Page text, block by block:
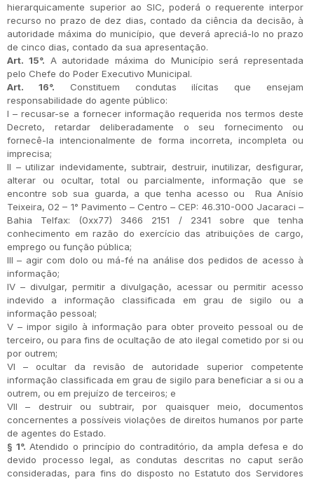
hierarquicamente superior ao SIC, poderá o requerente interpor
recurso no prazo de dez dias, contado da ciência da decisão, à
autoridade máxima do município, que deverá apreciá-lo no prazo
de cinco dias, contado da sua apresentação.
Art. 15°. A autoridade máxima do Município será representada
pelo Chefe do Poder Executivo Municipal.
Art. 16°. Constituem condutas ilícitas que ensejam
responsabilidade do agente público:
I – recusar-se a fornecer informação requerida nos termos deste
Decreto, retardar deliberadamente o seu fornecimento ou
fornecê-la intencionalmente de forma incorreta, incompleta ou
imprecisa;
II – utilizar indevidamente, subtrair, destruir, inutilizar, desfigurar,
alterar ou ocultar, total ou parcialmente, informação que se
encontre sob sua guarda, a que tenha acesso ou Rua Anísio
Teixeira, 02 – 1° Pavimento – Centro – CEP: 46.310-000 Jacaraci –
Bahia Telfax: (0xx77) 3466 2151 / 2341 sobre que tenha
conhecimento em razão do exercício das atribuições de cargo,
emprego ou função pública;
III – agir com dolo ou má-fé na análise dos pedidos de acesso à
informação;
IV – divulgar, permitir a divulgação, acessar ou permitir acesso
indevido a informação classificada em grau de sigilo ou a
informação pessoal;
V – impor sigilo à informação para obter proveito pessoal ou de
terceiro, ou para fins de ocultação de ato ilegal cometido por si ou
por outrem;
VI – ocultar da revisão de autoridade superior competente
informação classificada em grau de sigilo para beneficiar a si ou a
outrem, ou em prejuízo de terceiros; e
VII – destruir ou subtrair, por quaisquer meio, documentos
concernentes a possíveis violações de direitos humanos por parte
de agentes do Estado.
§ 1°. Atendido o princípio do contraditório, da ampla defesa e do
devido processo legal, as condutas descritas no caput serão
consideradas, para fins do disposto no Estatuto dos Servidores